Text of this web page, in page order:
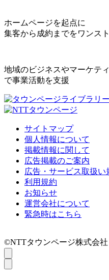
ホームページを起点に
集客から成約までをワンス
地域のビジネスやマーケテ
で事業活動を支援
サイトマップ
個人情報について
掲載情報に関して
広告掲載のご案内
広告・サービス取扱い
利用規約
お知らせ
運営会社について
緊急時はこちら
©NTTタウンページ株式会社